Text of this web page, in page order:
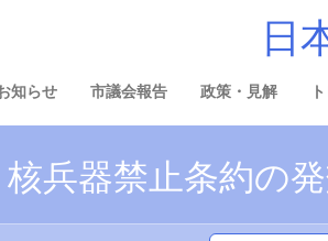
日
知らせ 市議会報告 政策・見解
兵器禁止条約の